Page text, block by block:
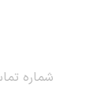
شماره